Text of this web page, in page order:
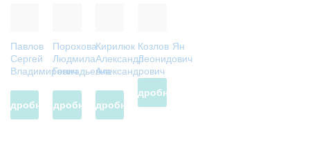
Павлов
Сергей
Владимирович
Порохова
Людмила
Геннадьевна
Подробнее
Кирилюк
Александр
Александрович
Подробнее
Козлов Ян
Леонидович
Подробнее